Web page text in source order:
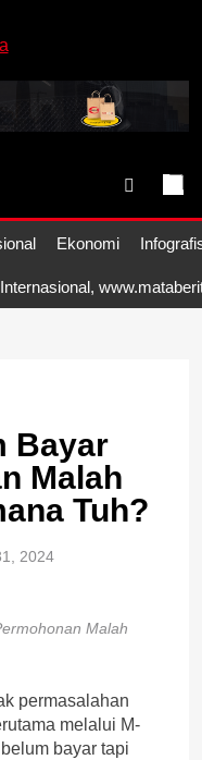
Ekonomi
Bayar
Malah
Tuh?
2024
Malah
permasalahan
melalui M-
bayar tapi